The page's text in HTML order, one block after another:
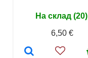
На склад (20)
6,50 €